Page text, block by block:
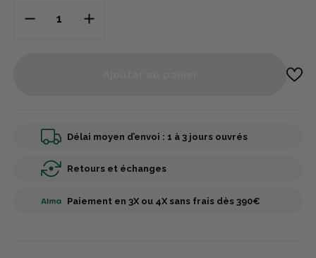
Délai moyen d’envoi : 1 à 3 jours ouvrés
Retours et échanges
Paiement en 3X ou 4X sans frais dès 390€